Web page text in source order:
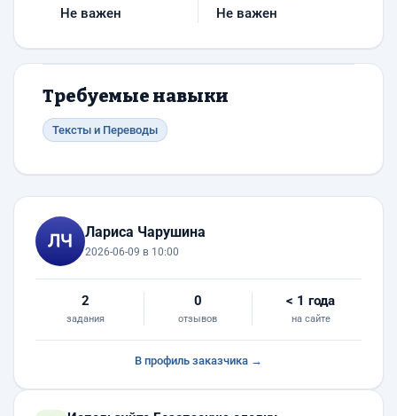
Не важен Не важен
Требуемые навыки
Тексты и Переводы
Лариса Чарушина
2026-06-09 в 10:00
2
задания
0
отзывов
< 1 года
на сайте
В профиль заказчика →